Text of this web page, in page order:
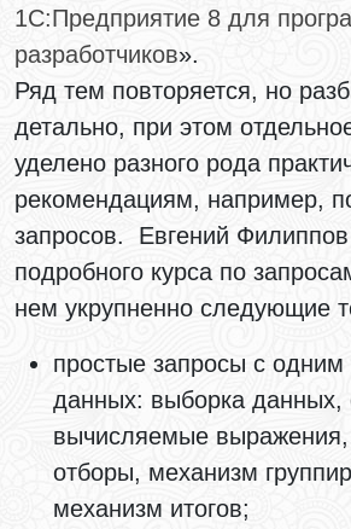
1С:Предприятие 8 для
разработчиков».
Ряд тем повторяется, но
детально, при этом
уделено разного рода
рекомендациям, например,
запросов. Евгений
подробного курса по
нем укрупненно следующие
простые запросы с одним
данных: выборка данных,
вычисляемые выражения,
отборы, механизм
механизм итогов;